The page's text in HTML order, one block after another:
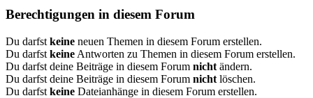
Berechtigungen in diesem Forum
Du darfst keine neuen Themen in diesem Forum erstellen.
Du darfst keine Antworten zu Themen in diesem Forum erstellen.
Du darfst deine Beiträge in diesem Forum nicht ändern.
Du darfst deine Beiträge in diesem Forum nicht löschen.
Du darfst keine Dateianhänge in diesem Forum erstellen.